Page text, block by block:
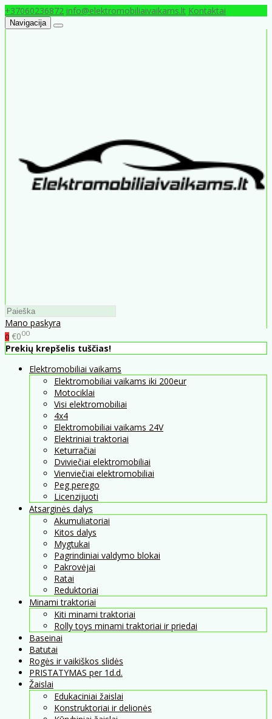
+37060236872 info@elektromobiliaivaikams.lt Kontaktai
Navigacija
Mano paskyra
0 €000
Prekių krepšelis tuščias!
Elektromobiliai vaikams
Elektromobiliai vaikams iki 200eur
Motociklai
Visi elektromobiliai
4x4
Elektromobiliai vaikams 24V
Elektriniai traktoriai
Keturračiai
Dviviečiai elektromobiliai
Vienviečiai elektromobiliai
Peg perego
Licenzijuoti
Atsarginės dalys
Akumuliatoriai
Kitos dalys
Mygtukai
Pagrindiniai valdymo blokai
Pakrovėjai
Ratai
Reduktoriai
Minami traktoriai
Kiti minami traktoriai
Rolly toys minami traktoriai ir priedai
Baseinai
Batutai
Rogės ir vaikiškos slidės
PRISTATYMAS per 1d.d.
Žaislai
Edukaciniai žaislai
Konstruktoriai ir delionės